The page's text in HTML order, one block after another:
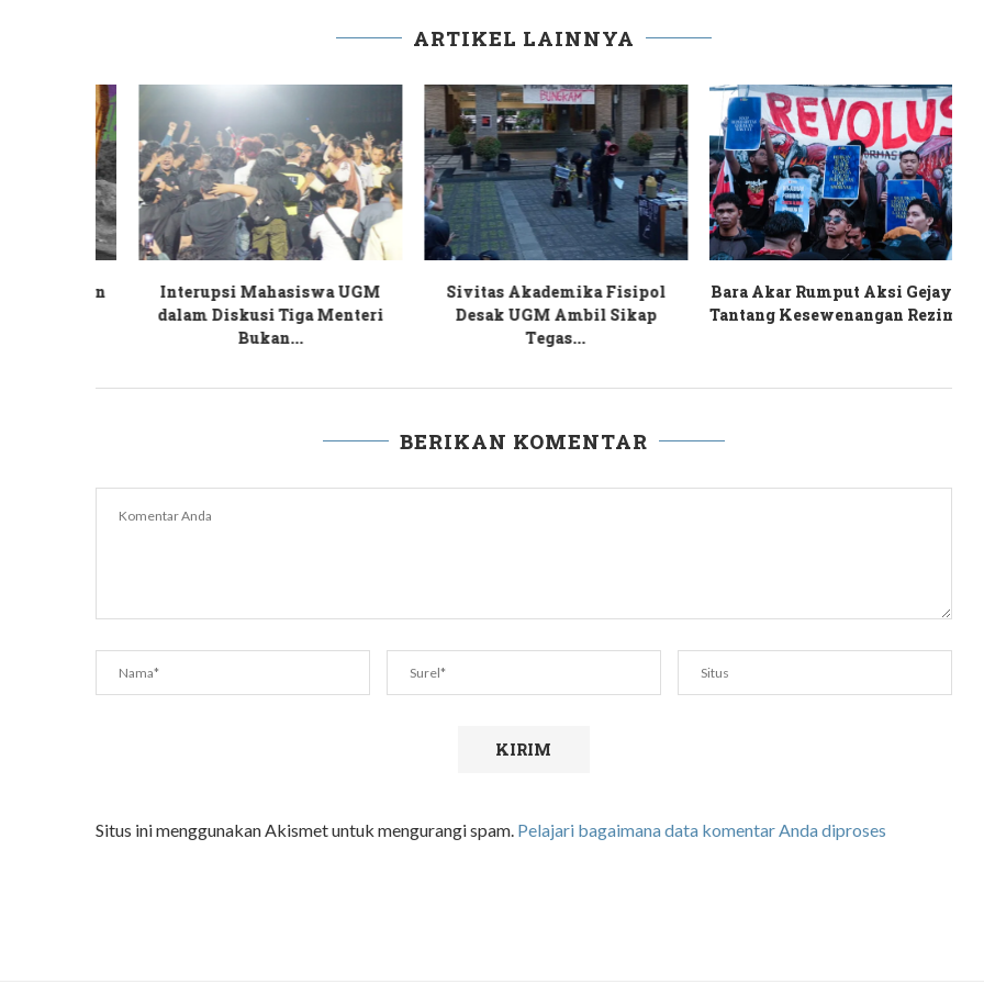
ARTIKEL LAINNYA
Interupsi Mahasiswa UGM
dalam Diskusi Tiga Menteri
Bukan...
Sivitas Akademika Fisipol
Desak UGM Ambil Sikap
Tegas...
Bara Akar Rumput Aksi Gejayan
Tantang Kesewenangan Rezim...
BERIKAN KOMENTAR
Situs ini menggunakan Akismet untuk mengurangi spam. Pelajari bagaimana data komentar Anda diproses